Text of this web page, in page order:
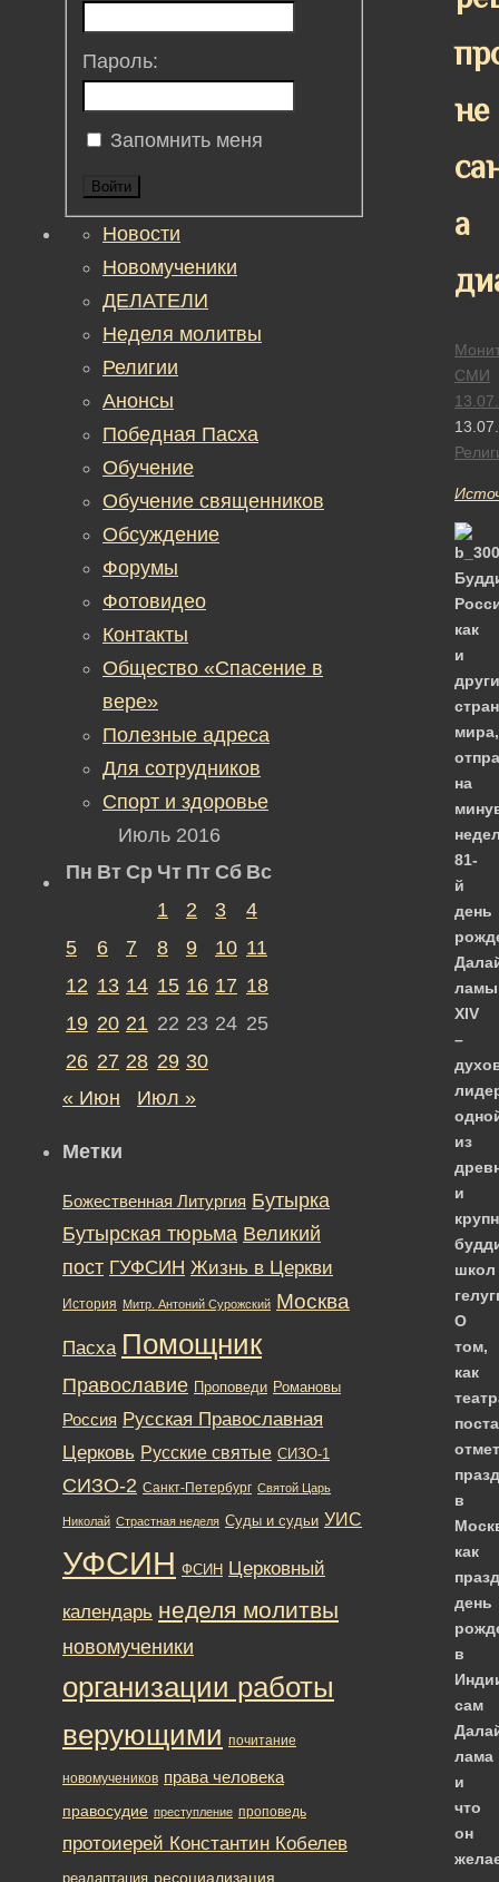
не
а
СМИ
как
и
стран
мира,
на
81-
й
день
ламы
XIV
–
из
и
школ
О
том,
как
в
как
день
в
сам
лама
и
что
он
Пароль:
Запомнить меня
Войти
Новости
Новомученики
ДЕЛАТЕЛИ
Неделя молитвы
Религии
Анонсы
Победная Пасха
Обучение
Обучение священников
Обсуждение
Форумы
Фотовидео
Контакты
Общество «Спасение в
вере»
Полезные адреса
Для сотрудников
Спорт и здоровье
Июль 2016
Пн Вт Ср Чт Пт Сб Вс
1
2 3
4
5
6 7 8 9 10 11
12 13 14 15 16 17 18
19 20 21 22 23 24 25
26 27 28 29 30
« Июн
Июл »
Метки
Божественная Литургия Бутырка
Бутырская тюрьма Великий
пост ГУФСИН Жизнь в Церкви
История Митр. Антоний Сурожский Москва
Пасха Помощник
Православие Проповеди Романовы
Россия Русская Православная
Церковь Русские святые СИЗО-1
СИЗО-2 Санкт-Петербург Святой Царь
Николай Страстная неделя Суды и судьи УИС
УФСИН ФСИН Церковный
календарь неделя молитвы
новомученики
организации работы
верующими почитание
новомучеников права человека
правосудие преступление проповедь
протоиерей Константин Кобелев
реадаптация ресоциализация